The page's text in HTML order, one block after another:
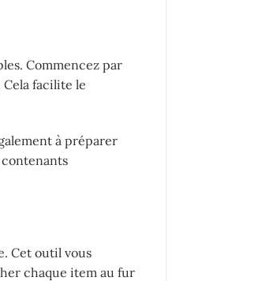
Commencez par
facilite le
à préparer
contenants
Cet outil vous
chaque item au fur